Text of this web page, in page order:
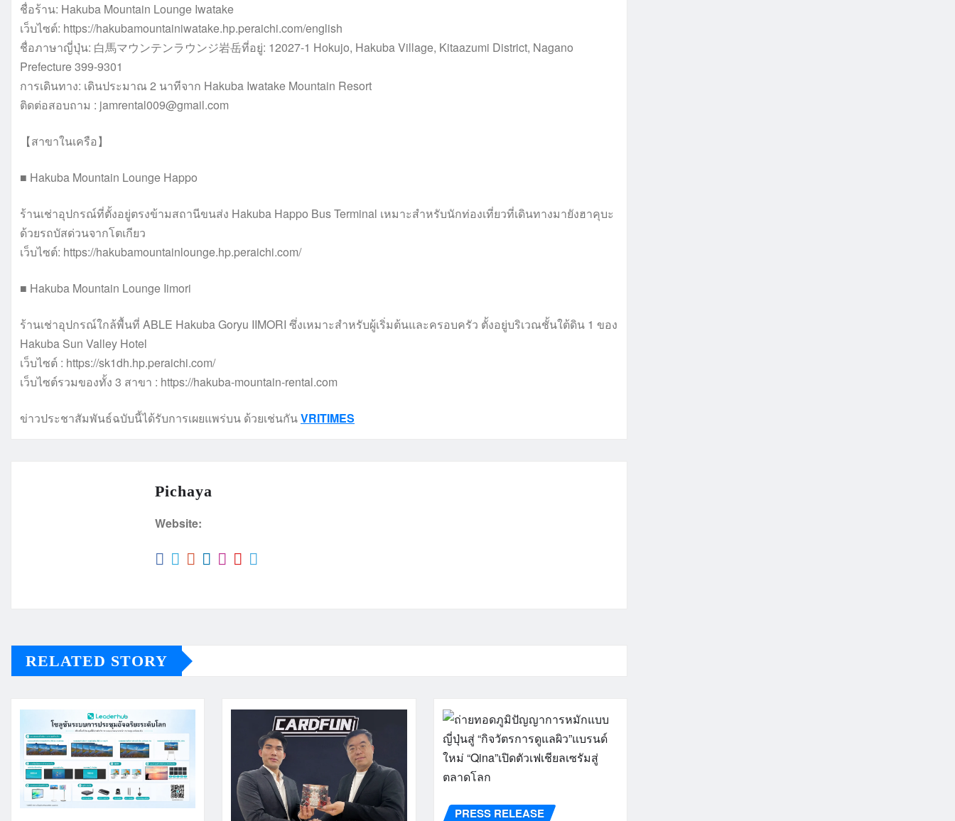
ชื่อร้าน: Hakuba Mountain Lounge Iwatake
เว็บไซต์: https://hakubamountainiwatake.hp.peraichi.com/english
ชื่อภาษาญี่ปุ่น: 白馬マウンテンラウンジ岩岳ที่อยู่: 12027-1 Hokujo, Hakuba Village, Kitaazumi District, Nagano
Prefecture 399-9301
การเดินทาง: เดินประมาณ 2 นาทีจาก Hakuba Iwatake Mountain Resort
ติดต่อสอบถาม : jamrental009@gmail.com
【สาขาในเครือ】
■ Hakuba Mountain Lounge Happo
ร้านเช่าอุปกรณ์ที่ตั้งอยู่ตรงข้ามสถานีขนส่ง Hakuba Happo Bus Terminal เหมาะสำหรับนักท่องเที่ยวที่เดินทางมายังฮาคุบะ
ด้วยรถบัสด่วนจากโตเกียว
เว็บไซต์: https://hakubamountainlounge.hp.peraichi.com/
■ Hakuba Mountain Lounge Iimori
ร้านเช่าอุปกรณ์ใกล้พื้นที่ ABLE Hakuba Goryu IIMORI ซึ่งเหมาะสำหรับผู้เริ่มต้นและครอบครัว ตั้งอยู่บริเวณชั้นใต้ดิน 1 ของ
Hakuba Sun Valley Hotel
เว็บไซต์ : https://sk1dh.hp.peraichi.com/
เว็บไซต์รวมของทั้ง 3 สาขา : https://hakuba-mountain-rental.com
ข่าวประชาสัมพันธ์ฉบับนี้ได้รับการเผยแพร่บน ด้วยเช่นกันVRITIMES
Pichaya
Website:
RELATED STORY
PRESS RELEASE